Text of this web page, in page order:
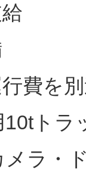
費を
10tトラ
メラ・